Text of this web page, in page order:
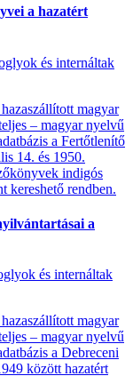
a hazatért
és internáltak
magyar
– magyar nyelvű
a Fertőtlenítő
14. és 1950.
indigós
kereshető rendben.
a
és internáltak
magyar
– magyar nyelvű
a Debreceni
között hazatért